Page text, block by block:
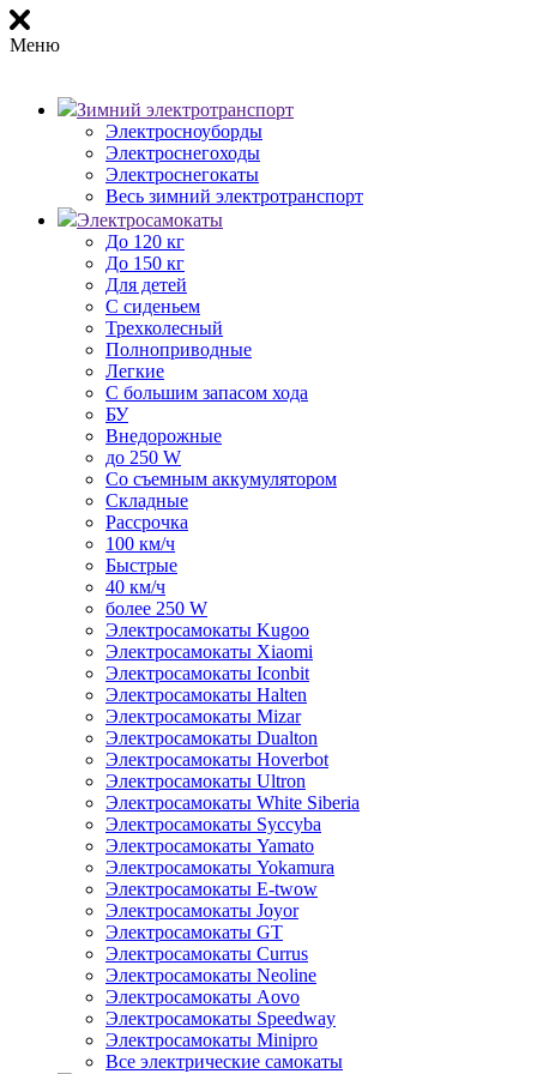
Меню
Зимний электротранспорт
Электросноуборды
Электроснегоходы
Электроснегокаты
Весь зимний электротранспорт
Электросамокаты
До 120 кг
До 150 кг
Для детей
С сиденьем
Трехколесный
Полноприводные
Легкие
С большим запасом хода
БУ
Внедорожные
до 250 W
Со съемным аккумулятором
Складные
Рассрочка
100 км/ч
Быстрые
40 км/ч
более 250 W
Электросамокаты Kugoo
Электросамокаты Xiaomi
Электросамокаты Iconbit
Электросамокаты Halten
Электросамокаты Mizar
Электросамокаты Dualton
Электросамокаты Hoverbot
Электросамокаты Ultron
Электросамокаты White Siberia
Электросамокаты Syccyba
Электросамокаты Yamato
Электросамокаты Yokamura
Электросамокаты E-twow
Электросамокаты Joyor
Электросамокаты GT
Электросамокаты Currus
Электросамокаты Neoline
Электросамокаты Aovo
Электросамокаты Speedway
Электросамокаты Minipro
Все электрические самокаты